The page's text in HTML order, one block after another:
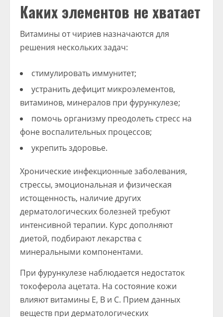
Каких элементов не хватает
Витамины от чириев назначаются для
решения нескольких задач:
стимулировать иммунитет;
устранить дефицит микроэлементов,
витаминов, минералов при фурункулезе;
помочь организму преодолеть стресс на
фоне воспалительных процессов;
укрепить здоровье.
Хронические инфекционные заболевания,
стрессы, эмоциональная и физическая
истощенность, наличие других
дерматологических болезней требуют
интенсивной терапии. Курс дополняют
диетой, подбирают лекарства с
минеральными компонентами.
При фурункулезе наблюдается недостаток
токоферола ацетата. На состояние кожи
влияют витамины Е, В и С. Прием данных
веществ при дерматологических